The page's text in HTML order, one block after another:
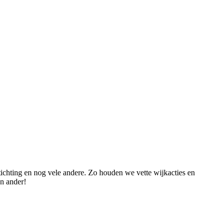
en nog vele andere. Zo houden we vette wijkacties en
ander!